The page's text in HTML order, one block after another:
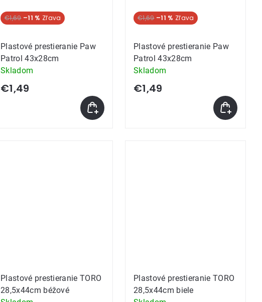
€1,69 –11 %
Plastové prestieranie Paw
Patrol 43x28cm
Skladom
€1,49
€1,69 –11 %
Plastové prestieranie Paw
Patrol 43x28cm
Skladom
€1,49
Plastové prestieranie TORO
28,5x44cm béžové
Plastové prestieranie TORO
28,5x44cm biele